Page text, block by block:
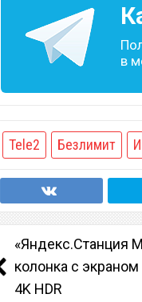
в
Tele2 Безлимит
«Яндекс.Станция
колонка с
4K HDR